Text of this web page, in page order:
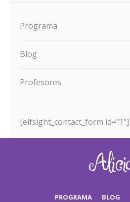
Programa
Blog
Profesores
[elfsight_contact_form id="1"]
PROGRAMA BLOG